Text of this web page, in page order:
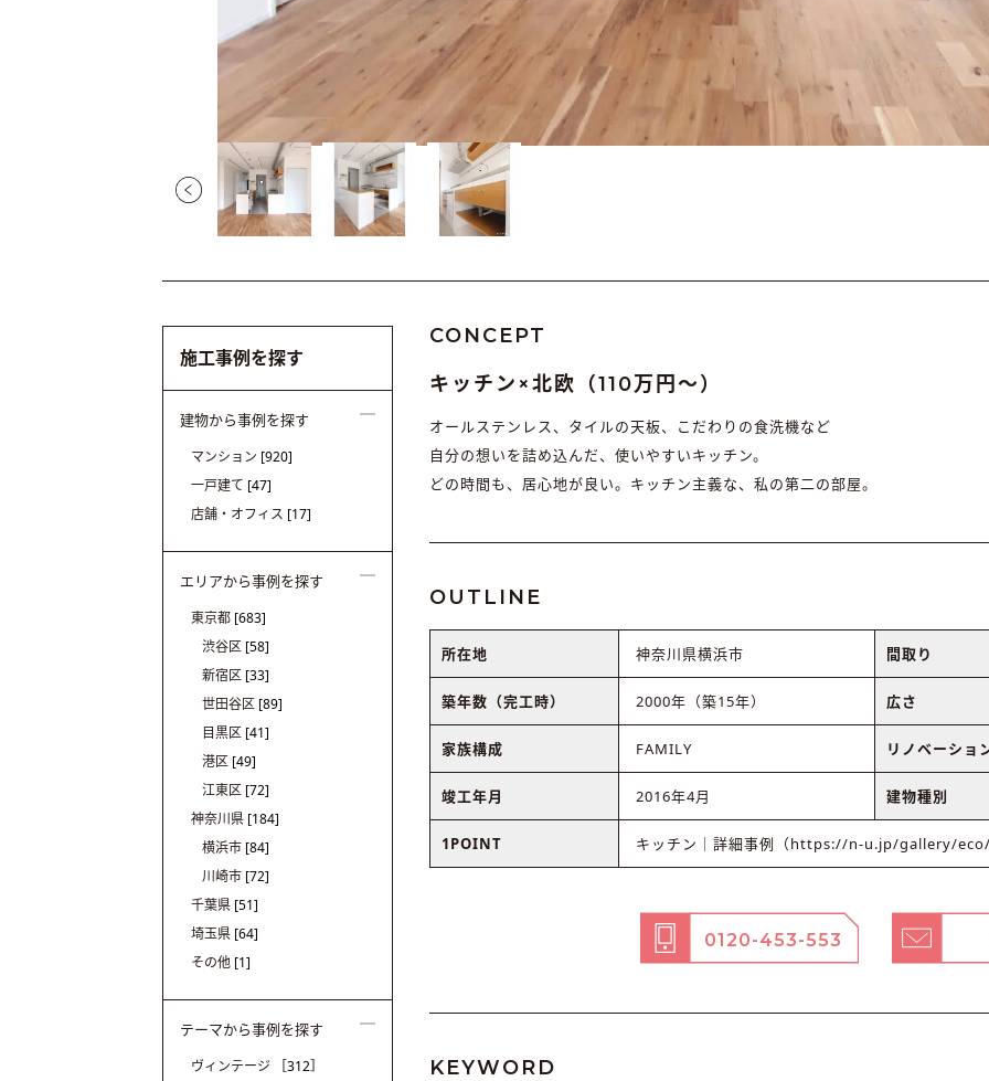
CONCEPT
キッチン×北欧（110万円〜）
オールステンレス、タイルの天板、こだわりの食洗機など
自分の想いを詰め込んだ、使いやすいキッチン。
どの時間も、居心地が良い。キッチン主義な、私の第二の部屋。
OUTLINE
所在地 神奈川県横浜市 間取り
築年数（完工時） 2000年（築15年） 広さ
家族構成 FAMILY リノベーショ
竣工年月 2016年4月 建物種別
1POINT キッチン｜詳細事例（https://n-u.jp/gallery/
0120-453-553
KEYWORD
施工事例を探す
建物から事例を探す
マンション [920]
一戸建て [47]
店舗・オフィス [17]
エリアから事例を探す
東京都 [683]
渋谷区 [58]
新宿区 [33]
世田谷区 [89]
目黒区 [41]
港区 [49]
江東区 [72]
神奈川県 [184]
横浜市 [84]
川崎市 [72]
千葉県 [51]
埼玉県 [64]
その他 [1]
テーマから事例を探す
ヴィンテージ
［312］